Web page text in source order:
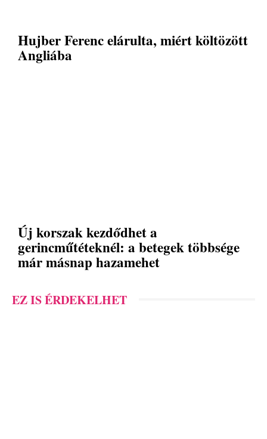
Hujber Ferenc elárulta, miért költözött
Angliába
Új korszak kezdődhet a
gerincműtéteknél: a betegek többsége
már másnap hazamehet
EZ IS ÉRDEKELHET